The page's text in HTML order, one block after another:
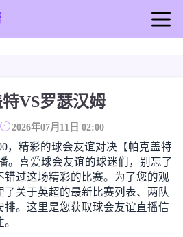
VS罗瑟汉姆
2026年07月11日 02:00
，精彩的球会友谊对决【帕克盖特
。喜爱球会友谊的球迷们，别忘了
过这场精彩的比赛。为了您的观
关于英超的最新比赛列表、两队
排。这里是您获取球会友谊直播信